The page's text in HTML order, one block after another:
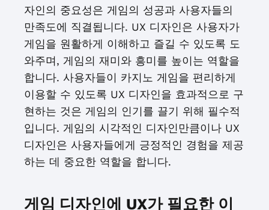
자인의 중요성은 게임의 성공과 사용자들의
만족도에 직결됩니다. UX 디자인은 사용자가
게임을 원활하게 이해하고 즐길 수 있도록 도
와주며, 게임의 재미와 흥미를 높이는 역할을
합니다. 사용자들이 카지노 게임을 편리하게
이용할 수 있도록 UX 디자인을 효과적으로 구
현하는 것은 게임의 인기를 끌기 위해 필수적
입니다. 게임의 시각적인 디자인만큼이나 UX
디자인은 사용자들에게 긍정적인 경험을 제공
하는 데 중요한 역할을 합니다.
게임 디자인에 UX가 필요한 이